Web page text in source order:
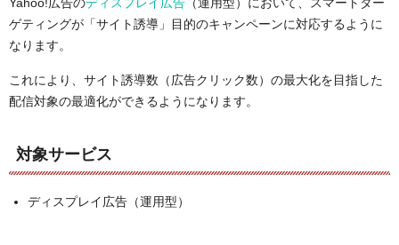
ゲティングが「サイト誘導」目的のキャンペーンに対応するように
なります。
これにより、サイト誘導数（広告クリック数）の最大化を目指した
配信対象の最適化ができるようになります。
対象サービス
ディスプレイ広告（運用型）